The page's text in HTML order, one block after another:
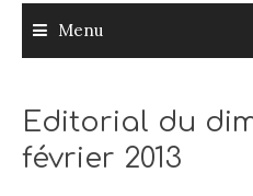
Menu
Editorial du
février 2013